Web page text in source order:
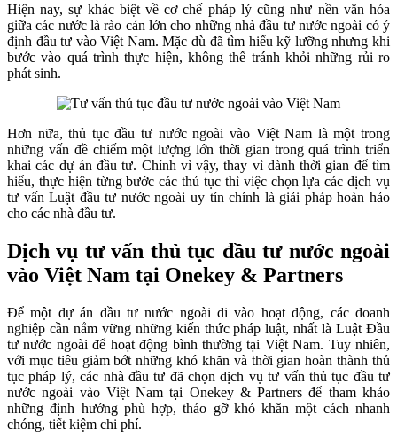
Hiện nay, sự khác biệt về cơ chế pháp lý cũng như nền văn hóa
giữa các nước là rào cản lớn cho những nhà đầu tư nước ngoài có ý
định đầu tư vào Việt Nam. Mặc dù đã tìm hiểu kỹ lưỡng nhưng khi
bước vào quá trình thực hiện, không thể tránh khỏi những rủi ro
phát sinh.
Hơn nữa, thủ tục đầu tư nước ngoài vào Việt Nam là một trong
những vấn đề chiếm một lượng lớn thời gian trong quá trình triển
khai các dự án đầu tư. Chính vì vậy, thay vì dành thời gian để tìm
hiểu, thực hiện từng bước các thủ tục thì việc chọn lựa các dịch vụ
tư vấn Luật đầu tư nước ngoài uy tín chính là giải pháp hoàn hảo
cho các nhà đầu tư.
Dịch vụ tư vấn thủ tục đầu tư nước ngoài
vào Việt Nam tại Onekey & Partners
Để một dự án đầu tư nước ngoài đi vào hoạt động, các doanh
nghiệp cần nắm vững những kiến thức pháp luật, nhất là Luật Đầu
tư nước ngoài để hoạt động bình thường tại Việt Nam. Tuy nhiên,
với mục tiêu giảm bớt những khó khăn và thời gian hoàn thành thủ
tục pháp lý, các nhà đầu tư đã chọn dịch vụ tư vấn thủ tục đầu tư
nước ngoài vào Việt Nam tại Onekey & Partners để tham khảo
những định hướng phù hợp, tháo gỡ khó khăn một cách nhanh
chóng, tiết kiệm chi phí.